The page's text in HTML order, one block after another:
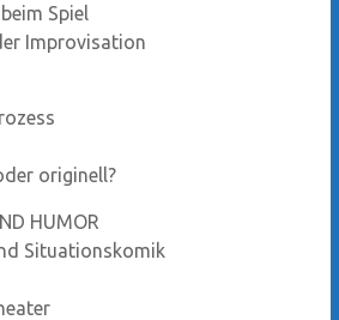
Spiel
Improvisation
originell?
HUMOR
Situationskomik